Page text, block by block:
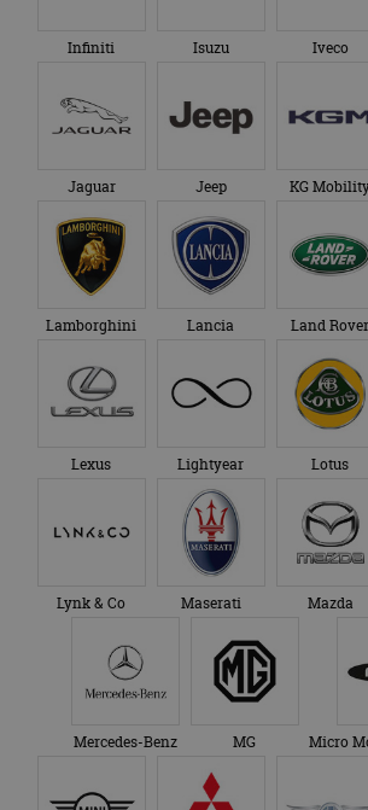
Infiniti Isuzu Iveco
Jaguar Jeep KG
Lamborghini Lancia Land Rover
Lexus Lightyear Lotus
Lynk & Co Maserati Mazda
Mercedes-Benz MG Micro